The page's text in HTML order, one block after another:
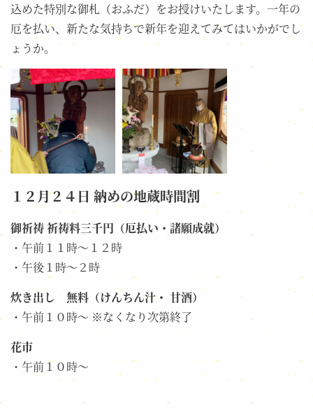
込めた特別な御札（おふだ）をお授けいたします。一年の
厄を払い、新たな気持ちで新年を迎えてみてはいかがでし
ょうか。
１２月２４日 納めの地蔵時間割
御祈祷 祈祷料三千円（厄払い・諸願成就）
・午前１１時～１２時
・午後１時～２時
炊き出し 無料（けんちん汁・ 甘酒）
・午前１０時～ ※なくなり次第終了
花市
・午前１０時～